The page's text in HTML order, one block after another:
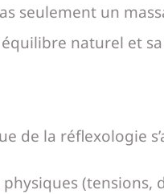
seulement un
naturel et sa
de la réflexologie
(tensions,